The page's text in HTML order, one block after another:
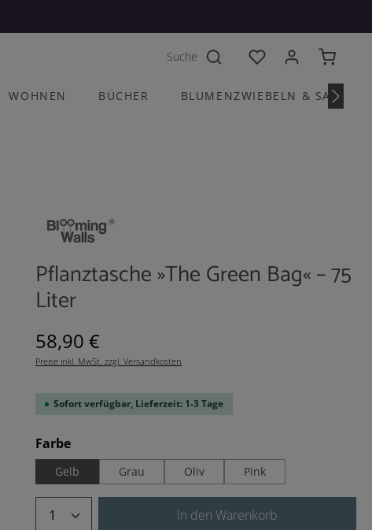
Du hast 0 Produkte
WOHNEN BÜCHER BLUMENZWIEBELN &
Pflanztasche »The Green Bag« – 75
Liter
Regulärer Preis:
58,90 €
Preise inkl. MwSt. zzgl. Versandkosten
Sofort verfügbar, Lieferzeit: 1-3 Tage
Farbeauswählen
Gelb Grau Oliv Pink
Produkt Anzahl: Gib den
In den Warenkorb